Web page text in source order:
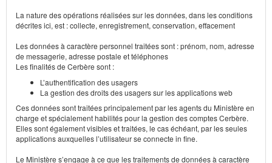
La nature des opérations réalisées sur les données, dans les conditions
décrites ici, est : collecte, enregistrement, conservation, effacement
Les données à caractère personnel traitées sont : prénom, nom, adresse
de messagerie, adresse postale et téléphones
Les finalités de Cerbère sont :
L’authentification des usagers
La gestion des droits des usagers sur les applications web
Ces données sont traitées principalement par les agents du Ministère en
charge et spécialement habilités pour la gestion des comptes Cerbère.
Elles sont également visibles et traitées, le cas échéant, par les seules
applications auxquelles l’utilisateur se connecte in fine.
Le Ministère s’engage à ce que les traitements de données à caractère